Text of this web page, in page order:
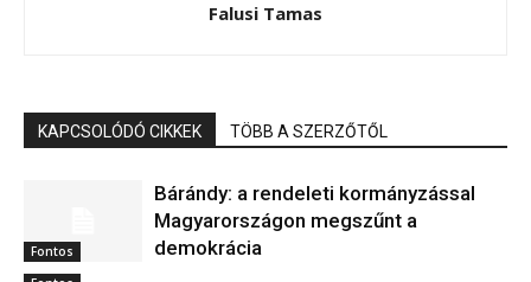
Falusi Tamas
KAPCSOLÓDÓ CIKKEK TÖBB A SZERZŐTŐL
Fontos
Bárándy: a rendeleti kormányzással
Magyarországon megszűnt a
demokrácia